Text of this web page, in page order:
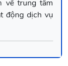
về trung tâm
động dịch vụ